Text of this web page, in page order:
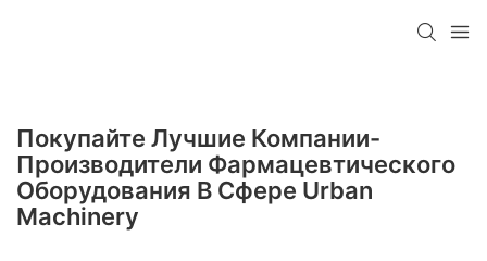
Покупайте Лучшие Компании-
Производители Фармацевтического
Оборудования В Сфере Urban
Machinery